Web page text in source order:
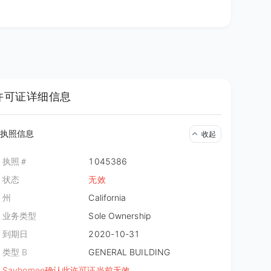
可证详细信息
执照信息 收起
执照＃
1045386
状态
无效
州
California
业务类型
Sole Ownership
到期日
2020-10-31
类型 B
GENERAL BUILDING